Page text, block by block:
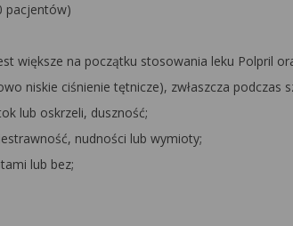
pacjentów)
większe na początku stosowania leku Polpril
niskie ciśnienie tętnicze), zwłaszcza podczas
lub oskrzeli, duszność;
nudności lub wymioty;
lub bez;